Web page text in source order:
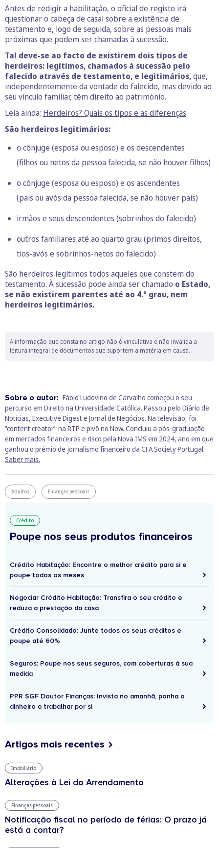
Antes de redigir a habilitação, o oficial de registo irá
questionar o cabeça de casal sobre a existência de
testamento e, logo de seguida, sobre as pessoas mais
próximas que podem ser chamadas à sucessão.
Tal deve-se ao facto de existirem dois tipos de
herdeiros: legítimos, chamados à sucessão pelo
falecido através de testamento, e legitimários,que,
independentemente da vontade do falecido, mas devido ao
seu vínculo familiar, têm direito ao património.
Leia ainda: Herdeiros? Quais os tipos e as diferenças
São herdeiros legitimários:
o cônjuge (esposa ou esposo) e os descendentes
(filhos ou netos da pessoa falecida, se não houver filhos)
o cônjuge (esposa ou esposo) e os ascendentes
(pais ou avós da pessoa falecida, se não houver pais)
irmãos e seus descendentes (sobrinhos do falecido)
outros familiares até ao quarto grau (primos direitos,
tios-avós e sobrinhos-netos do falecido)
São herdeiros legítimos todos aqueles que constem do
testamento. À sucessão pode ainda ser chamado o Estado,
se não existirem parentes até ao 4.º grau, nem
herdeiros legitimários.
A informação que consta no artigo não é vinculativa e não invalida a
leitura integral de documentos que suportem a matéria em causa.
Sobre o autor: Fábio Ludovino de Carvalho começou o seu
percurso em Direito na Universidade Católica. Passou pelo Diário de
Notícias, Executive Digest e Jornal de Negócios. Na televisão, foi
"content creator" na RTP e pivô no Now. Concluiu a pós-graduação
em mercados financeiros e risco pela Nova IMS em 2024, ano em que
ganhou o prémio de jornalismo financeiro da CFA Society Portugal.
Saber mais.
Adultos Finanças pessoais
Crédito
Poupe nos seus produtos financeiros
Crédito Habitação: Encontre o melhor crédito para si e
poupe todos os meses
Negociar Crédito Habitação: Transfira o seu crédito e
reduza a prestação da casa
Crédito Consolidado: Junte todos os seus créditos e
poupe até 60%
Seguros: Poupe nos seus seguros, com coberturas à sua
medida
PPR SGF Doutor Finanças: Invista no amanhã, ponha o
dinheiro a trabalhar por si
Artigos mais recentes
Imobiliário
Alterações à Lei do Arrendamento
Finanças pessoais
Notificação fiscal no período de férias: O prazo já
está a contar?